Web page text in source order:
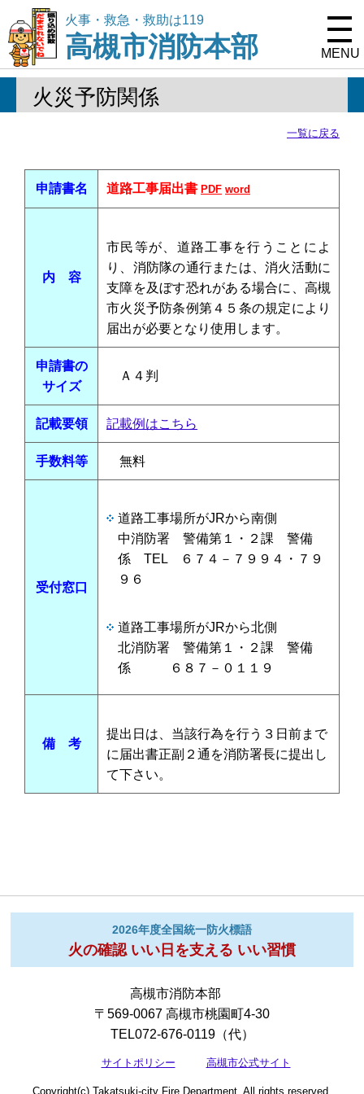
火事・救急・救助は119
高槻市消防本部 MENU
火災予防関係
一覧に戻る
申請書名 道路工事届出書 PDF word
内 容
市民等が、道路工事を行うことによ
り、消防隊の通行または、消火活動に
支障を及ぼす恐れがある場合に、高槻
市火災予防条例第４５条の規定により
届出が必要となり使用します。
申請書の
サイズ
Ａ４判
記載要領 記載例はこちら
手数料等 無料
受付窓口
道路工事場所がJRから南側
中消防署 警備第１・２課 警備
係 TEL ６７４－７９９４・７９
９６
道路工事場所がJRから北側
北消防署 警備第１・２課 警備
係 ６８７－０１１９
備 考
提出日は、当該行為を行う３日前まで
に届出書正副２通を消防署長に提出し
て下さい。
2026年度全国統一防火標語
火の確認 いい日を支える いい習慣
高槻市消防本部
〒569-0067 高槻市桃園町4-30
TEL072-676-0119（代）
サイトポリシー 高槻市公式サイト
Copyright(c) Takatsuki-city Fire Department. All rights reserved.